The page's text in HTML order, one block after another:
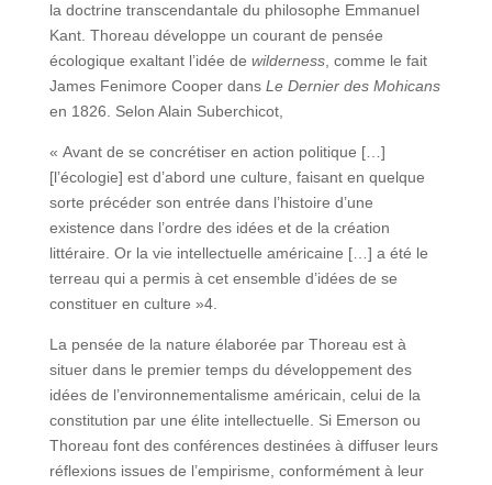
la doctrine transcendantale du philosophe Emmanuel
Kant. Thoreau développe un courant de pensée
écologique exaltant l’idée de wilderness, comme le fait
James Fenimore Cooper dans Le Dernier des Mohicans
en 1826. Selon Alain Suberchicot,
« Avant de se concrétiser en action politique […]
[l’écologie] est d’abord une culture, faisant en quelque
sorte précéder son entrée dans l’histoire d’une
existence dans l’ordre des idées et de la création
littéraire. Or la vie intellectuelle américaine […] a été le
terreau qui a permis à cet ensemble d’idées de se
constituer en culture »4.
La pensée de la nature élaborée par Thoreau est à
situer dans le premier temps du développement des
idées de l’environnementalisme américain, celui de la
constitution par une élite intellectuelle. Si Emerson ou
Thoreau font des conférences destinées à diffuser leurs
réflexions issues de l’empirisme, conformément à leur